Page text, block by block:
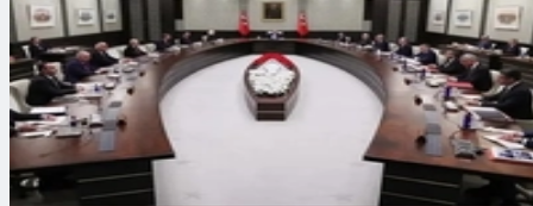
Şu An Okunan
Kritik Kabine Toplantısı Beştepe'de Başladı